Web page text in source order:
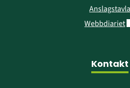
Anslagstavla
Webbdiariet
Kontakt